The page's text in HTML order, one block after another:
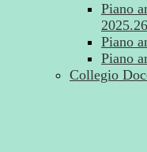
Piano
2025.26
Piano
Piano
Collegio